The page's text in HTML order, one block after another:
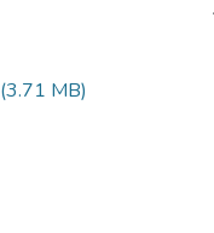
(3.71 MB)